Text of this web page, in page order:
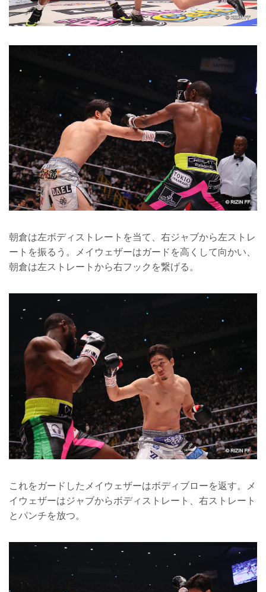
朝倉は左ボディストレートを当て、右ジャブから左ストレ
ートを振るう。メイウェザーはガードを高くして向かい、
朝倉は左ストレートから右フックを繋げる。
これをガードしたメイウェザーはボディブローを返す。メ
イウェザーはジャブからボディストレート、右ストレート
とパンチを放つ。